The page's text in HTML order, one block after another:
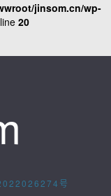
jinsom.cn/wp-
20
号